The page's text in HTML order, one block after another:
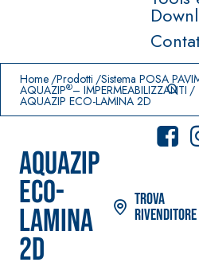
Home Prodotti Sistema POSA
AQUAZIP®– IMPERMEABILIZZANTI
AQUAZIP ECO-LAMINA 2D
AQUAZIP
ECO-
LAMINA
2D
Trova
rivenditore
Prodotti in primo piano